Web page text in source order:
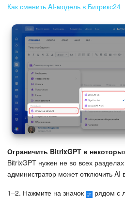
Как сменить AI-модель в Битрикс24
Ограничить BitrixGPT в
BitrixGPT нужен не во всех
администратор может отключить AI
1–2. Нажмите на значок
рядом с